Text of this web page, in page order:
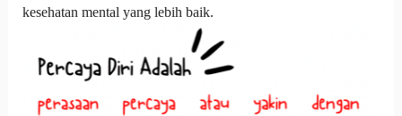
kesehatan mental yang lebih baik.